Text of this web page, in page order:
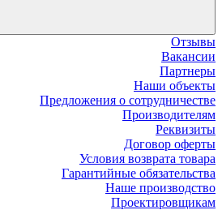
Отзывы
Вакансии
Партнеры
Наши объекты
Предложения о сотрудничестве
Производителям
Реквизиты
Договор оферты
Условия возврата товара
Гарантийные обязательства
Наше производство
Проектировщикам